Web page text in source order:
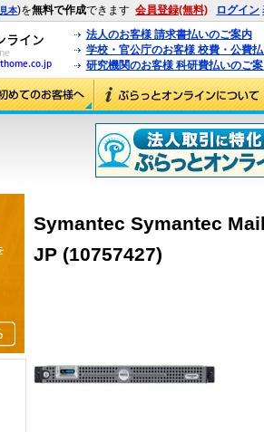
見本)を無料で作成できます 会員登録(無料) ログイン
法人のお客様 請求書払いのご案内
学校・官公庁のお客様 校費・公費
研究機関のお客様 科研費払いのご
Symantec Symantec
JP (10757427)